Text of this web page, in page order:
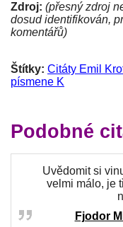
Zdroj: (přesný zdroj
dosud identifikován,
komentářů)
Štítky: Citáty Emil
písmene K
Podobné
Uvědomit si
velmi málo, je
Fjodor